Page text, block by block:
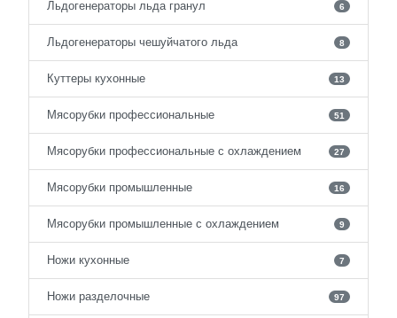
Льдогенераторы льда гранул 6
Льдогенераторы чешуйчатого льда 8
Куттеры кухонные 13
Мясорубки профессиональные 51
Мясорубки профессиональные с охлаждением 27
Мясорубки промышленные 16
Мясорубки промышленные с охлаждением 9
Ножи кухонные 7
Ножи разделочные 97